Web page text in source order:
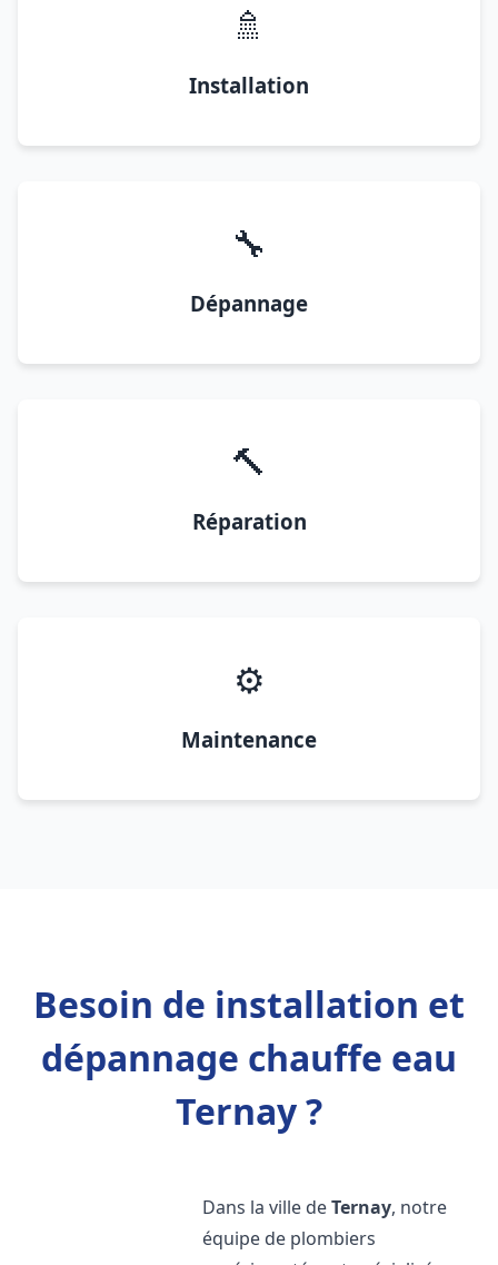
🚿
Installation
🔧
Dépannage
🔨
Réparation
⚙️
Maintenance
Besoin de installation et
dépannage chauffe eau
Ternay ?
Dans la ville deTernay, notre
équipe de plombiers